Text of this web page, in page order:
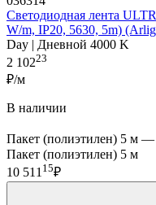
Светодиодная лента
W/m, IP20, 5630, 5m)
Day | Дневной 4000 K
2 10223
₽/м
В наличии
Пакет (полиэтилен) 5 м —
Пакет (полиэтилен) 5 м
10 51115₽